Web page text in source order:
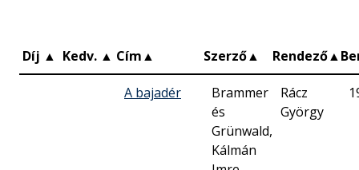
Díj ▲ Kedv. ▲ Cím▲ Szerző▲ Rendező▲
A bajadér
Brammer
és
Grünwald,
Kálmán
Rácz
György